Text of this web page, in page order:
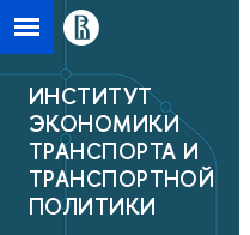
ИНСТИТУТ
ЭКОНОМИКИ
ТРАНСПОРТА И
ТРАНСПОРТНОЙ
ПОЛИТИКИ